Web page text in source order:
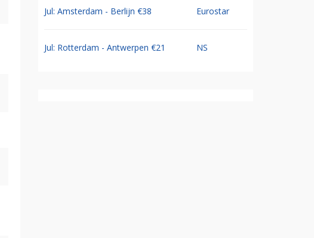
Jul: Amsterdam - Berlijn €38 Eurostar
Jul: Rotterdam - Antwerpen €21 NS